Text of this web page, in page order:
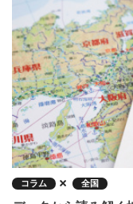
コラム 全国